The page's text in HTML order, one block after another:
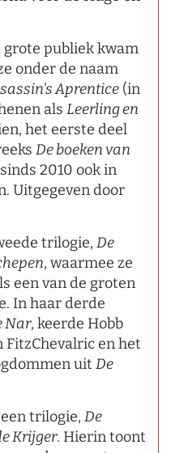
publiek kwam
onder de naam
Aprentice (in
als Leerling en
het eerste deel
De boeken van
2010 ook in
Uitgegeven door
trilogie, De
, waarmee ze
een van de groten
In haar derde
Nar, keerde Hobb
en het
uit De
trilogie, De
Krijger. Hierin toont